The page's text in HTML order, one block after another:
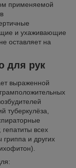
применяемой
и ухаживающие
оставляет на
для рук
выраженной
туберкулёза,
всех
и других